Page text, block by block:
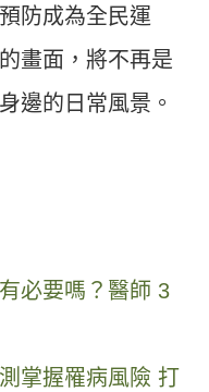
防成為全民運
畫面，將不再是
邊的日常風景。
必要嗎？醫師 3
掌握罹病風險 打